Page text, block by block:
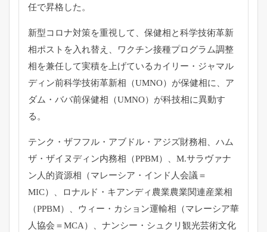
任で昇格した。
新型コロナ対策を重視して、 保健相と科学技術革新
相ポストを入れ替え、
ワクチン接種プログラム調整
相を兼任して実積を上げているカイリ ー・ジャマル
ディン前科学技術革新相（UMNO）が保健相に、 ア
ダム・ババ前保健相（UMNO）が科技相に異動す
る。
テンク・ザフフル・アブドル・アジズ財務相、ハム
ザ・ ザイヌディン内務相（PPBM）、M.サラヴァナ
ン人的資源相（マレーシア・インド人会議＝
MIC）、ロナルド・ キアンディ農業農業関連産業相
（PPBM）、ウィー・ カション運輸相（マレーシア華
人協会＝MCA）、ナンシー・ シュクリ観光芸術文化